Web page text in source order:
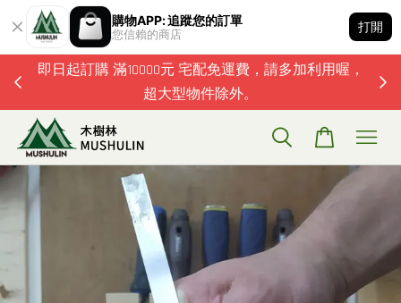
購物APP: 追蹤您的訂單
您信賴的商店
打開
即日起訂購 滿10000元 宅配免運費，請多加利用喔，
超大型物件除外。